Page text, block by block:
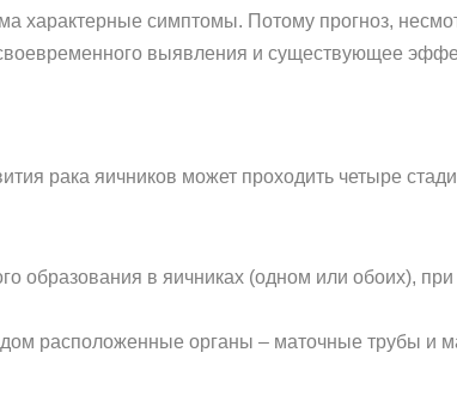
характерные симптомы. Потому прогноз,
выявления и существующее
рака яичников может проходить четыре
образования в яичниках (одном или обоих),
расположенные органы – маточные трубы и